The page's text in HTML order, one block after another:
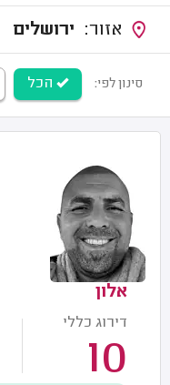
ירושלים
סינון לפי: הכל
אלון
דירוג כללי
10